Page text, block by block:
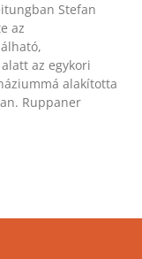
Stefan
az
az egykori
alakította
Ruppaner